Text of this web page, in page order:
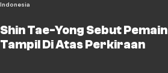
Indonesia
Shin Tae-Yong Sebut Pemain
Tampil Di Atas Perkiraan